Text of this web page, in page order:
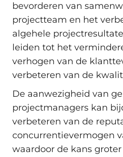
bevorderen van
projectteam en het
algehele
leiden tot het
verhogen van de
verbeteren van de
De aanwezigheid van
projectmanagers kan
verbeteren van de
concurrentievermogen
waardoor de kans